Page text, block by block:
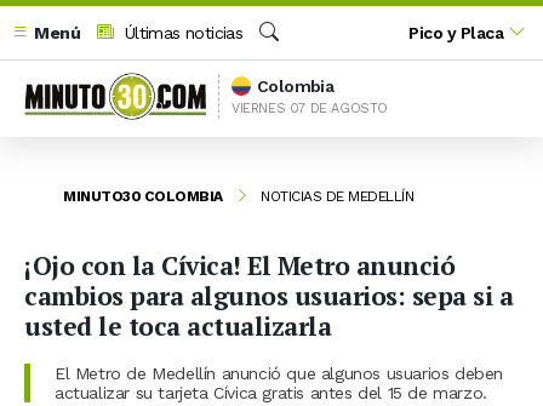
Menú
Últimas noticias
Buscar
Pico y Placa
Colombia
VIERNES 07 DE AGOSTO
MINUTO30 COLOMBIA NOTICIAS DE MEDELLÍN
¡Ojo con la Cívica! El Metro anunció
cambios para algunos usuarios: sepa si a
usted le toca actualizarla
El Metro de Medellín anunció que algunos usuarios deben
actualizar su tarjeta Cívica gratis antes del 15 de marzo.